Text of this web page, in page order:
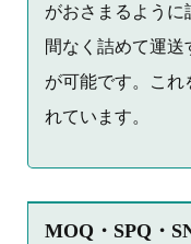
がおさまるよう
間なく詰めて運
が可能です。これ
れています。
MOQ・SPQ・